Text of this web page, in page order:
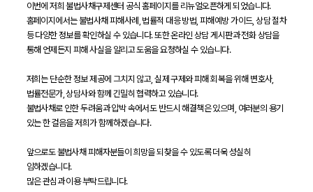
이번에 저희 불법사채구제센터 공식 홈페이지를 리뉴얼오픈하게 되었습니다.
홈페이지에서는 불법사채 피해사례, 법률적 대응 방법, 피해예방 가이드, 상담 절차
등 다양한 정보를 확인하실 수 있습니다. 또한 온라인 상담 게시판과 전화 상담을
통해 언제든지 피해 사실을 알리고 도움을 요청하실 수 있습니다.
저희는 단순한 정보 제공에 그치지 않고, 실제 구제와 피해 회복을 위해 변호사,
법률전문가, 상담사와 함께 긴밀히 협력하고 있습니다.
불법사채로 인한 두려움과 압박 속에서도 반드시 해결책은 있으며, 여러분의 용기
있는 한 걸음을 저희가 함께하겠습니다.
앞으로도 불법사채 피해자분들이 희망을 되찾을 수 있도록 더욱 성실히
임하겠습니다.
많은 관심과 이용 부탁드립니다.